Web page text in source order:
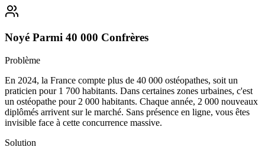
Noyé Parmi 40 000 Confrères
Problème
En 2024, la France compte plus de 40 000 ostéopathes, soit un
praticien pour 1 700 habitants. Dans certaines zones urbaines, c'est
un ostéopathe pour 2 000 habitants. Chaque année, 2 000 nouveaux
diplômés arrivent sur le marché. Sans présence en ligne, vous êtes
invisible face à cette concurrence massive.
Solution